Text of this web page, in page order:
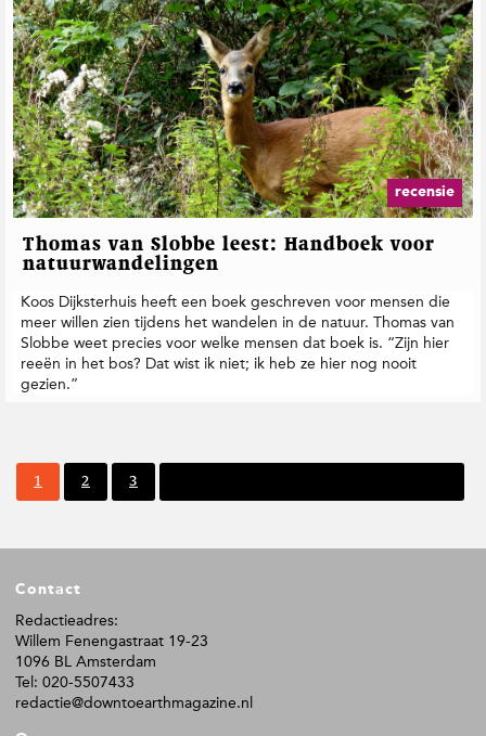
recensie
Thomas van Slobbe leest: Handboek voor
natuurwandelingen
Koos Dijksterhuis heeft een boek geschreven voor mensen die
meer willen zien tijdens het wandelen in de natuur. Thomas van
Slobbe weet precies voor welke mensen dat boek is. “Zijn hier
reeën in het bos? Dat wist ik niet; ik heb ze hier nog nooit
gezien.”
P
a
a
1
P
a
2
P
a
3
oContact
Redactieadres:
Willem Fenengastraat 19-23
1096 BL Amsterdam
Tel: 020-5507433
redactie@downtoearthmagazine.nl